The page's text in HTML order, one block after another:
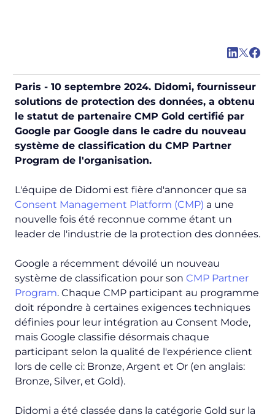
Paris - 10 septembre 2024. Didomi, fournisseur
solutions de protection des données, a obtenu
le statut de partenaire CMP Gold certifié par
Google par Google dans le cadre du nouveau
système de classification du CMP Partner
Program de l'organisation.
L'équipe de Didomi est fière d'annoncer que sa
Consent Management Platform (CMP) a une
nouvelle fois été reconnue comme étant un
leader de l'industrie de la protection des données.
Google a récemment dévoilé un nouveau
système de classification pour son CMP Partner
Program. Chaque CMP participant au programme
doit répondre à certaines exigences techniques
définies pour leur intégration au Consent Mode,
mais Google classifie désormais chaque
participant selon la qualité de l'expérience client
lors de celle ci: Bronze, Argent et Or (en anglais:
Bronze, Silver, et Gold).
Didomi a été classée dans la catégorie Gold sur la